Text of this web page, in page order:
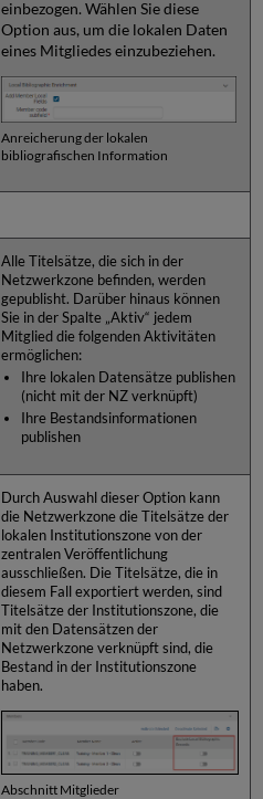
einbezogen. Wählen Sie diese
Option aus, um die lokalen Daten
eines Mitgliedes einzubeziehen.
Anreicherung der lokalen
bibliografischen Information
Alle Titelsätze, die sich in der
Netzwerkzone befinden, werden
gepublisht. Darüber hinaus können
Sie in der Spalte „Aktiv“ jedem
Mitglied die folgenden Aktivitäten
ermöglichen:
Ihre lokalen Datensätze publishen
(nicht mit der NZ verknüpft)
Ihre Bestandsinformationen
publishen
Durch Auswahl dieser Option kann
die Netzwerkzone die Titelsätze der
lokalen Institutionszone von der
zentralen Veröffentlichung
ausschließen. Die Titelsätze, die in
diesem Fall exportiert werden, sind
Titelsätze der Institutionszone, die
mit den Datensätzen der
Netzwerkzone verknüpft sind, die
Bestand in der Institutionszone
haben.
Abschnitt Mitglieder